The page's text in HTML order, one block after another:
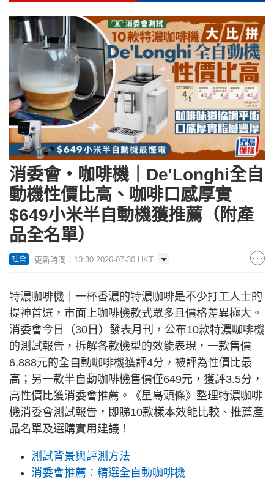
消委會‧咖啡機｜De'Longhi全自
動機性價比高、咖啡口感厚實
$649小米半自動機獲推薦（附產
品全名單）
社會 更新時間：13:30 2026-07-30 HKT
特濃咖啡機｜一杯香濃的特濃咖啡是不少打工人士的
提神首選，市面上咖啡機款式眾多且價格差異極大。
消委會今日（30日）發表月刊，公布10款特濃咖啡機
的測試報告，拆解各款機型的效能表現，一款售價
6,888元的全自動咖啡機獲評4分，被評為性價比最
高；另一款半自動咖啡機售價僅649元，獲評3.5分，
高性價比獲消委會推薦。《星島頭條》整理特濃咖啡
機消委會測試報告，即睇10款樣本效能比較、推薦產
品名單及選購實用建議！
測試背景與評測方法
消委會推薦：精選全自動咖啡機